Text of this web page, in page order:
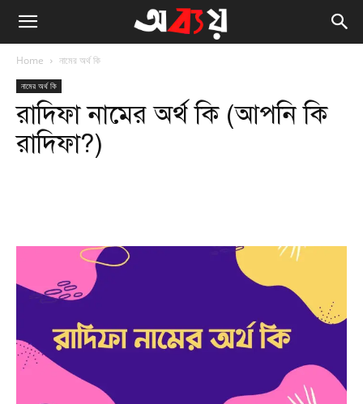
Home নামের অর্থ কি
নামের অর্থ কি
রাদিফা নামের অর্থ কি (আপনি কি
রাদিফা?)